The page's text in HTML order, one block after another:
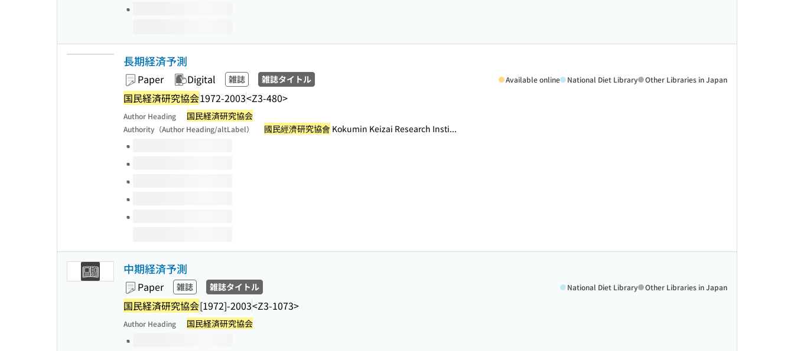
長期経済予測
Paper Digital 雑誌 雑誌タイトル
国民経済研究協会1972-2003<Z3-480>
Available online National Diet Library Other Libraries in Japan
Author Heading 国民経済研究協会
Authority（Author Heading/altLabel） 國民經濟研究協會 Kokumin Keizai Research Insti...
Volumes of this title
中期経済予測
Paper 雑誌 雑誌タイトル
国民経済研究協会[1972]-2003<Z3-1073>
National Diet Library Other Libraries in Japan
Author Heading 国民経済研究協会
Volumes of this title